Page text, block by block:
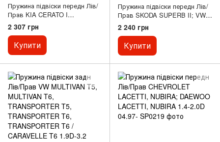
Пружина підвіски передн Лів/
Прав KIA CERATO I
1.5D/1.6D/2.0 03.04-12.09
2 307 грн
Купити
Пружина підвіски передн Лів/
Прав SKODA SUPERB II; VW
PASSAT B6, PASSAT B7
1.4CNG-2.0D 03.05-05.15
2 240 грн
Купити